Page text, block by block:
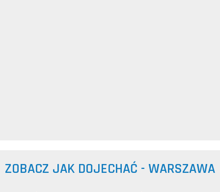
ZOBACZ JAK DOJECHAĆ - WARSZAWA